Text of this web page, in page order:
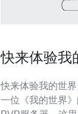
快来体验我
快来体验我的世界台
一位《我的世界